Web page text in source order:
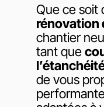
Que ce soit
rénovation
chantier
tant que
de vous